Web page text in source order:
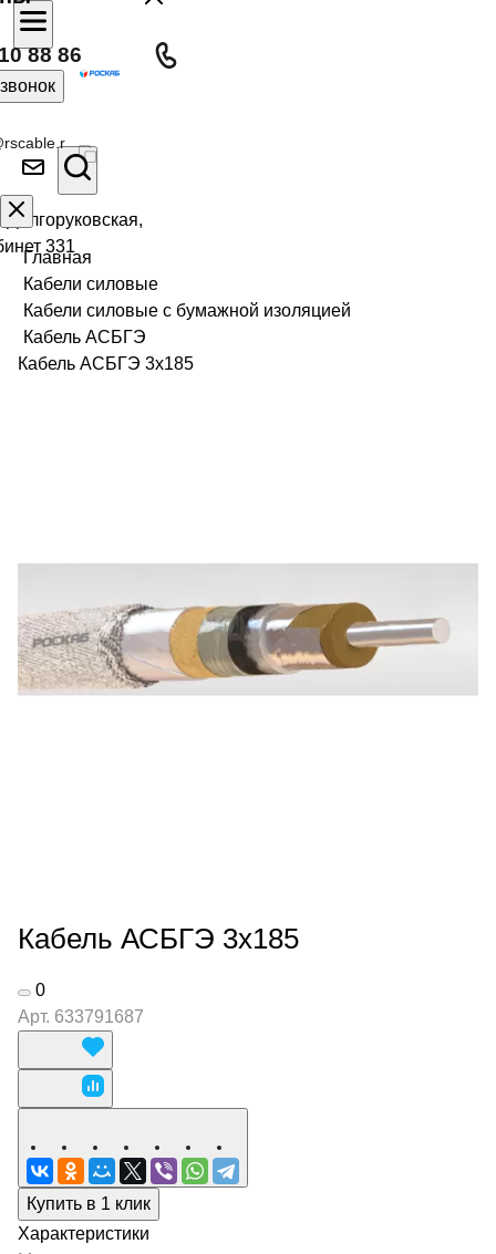
88 86
331
Главная
Кабели силовые
Кабели силовые с бумажной изоляцией
Кабель АСБГЭ
Кабель АСБГЭ 3х185
Кабель АСБГЭ 3х185
0
Арт. 633791687
Купить в 1 клик
Характеристики